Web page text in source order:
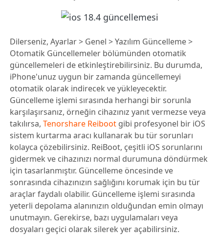
Dilerseniz, Ayarlar > Genel > Yazılım Güncelleme >
Otomatik Güncellemeler bölümünden otomatik
güncellemeleri de etkinleştirebilirsiniz. Bu durumda,
iPhone'unuz uygun bir zamanda güncellemeyi
otomatik olarak indirecek ve yükleyecektir.
Güncelleme işlemi sırasında herhangi bir sorunla
karşılaşırsanız, örneğin cihazınız yanıt vermezse veya
takılırsa, Tenorshare Reiboot gibi profesyonel bir iOS
sistem kurtarma aracı kullanarak bu tür sorunları
kolayca çözebilirsiniz. ReiBoot, çeşitli iOS sorunlarını
gidermek ve cihazınızı normal durumuna döndürmek
için tasarlanmıştır. Güncelleme öncesinde ve
sonrasında cihazınızın sağlığını korumak için bu tür
araçlar faydalı olabilir. Güncelleme işlemi sırasında
yeterli depolama alanınızın olduğundan emin olmayı
unutmayın. Gerekirse, bazı uygulamaları veya
dosyaları geçici olarak silerek yer açabilirsiniz.